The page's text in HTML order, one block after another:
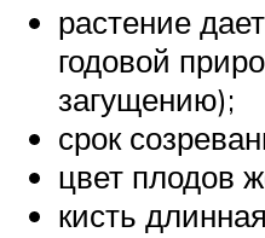
растение
годовой
загущению);
срок
цвет плодов
кисть